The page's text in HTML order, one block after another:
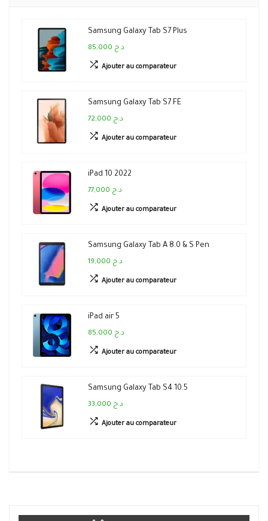
Samsung Galaxy Tab S7 Plus
85,000 د.ج
Ajouter au comparateur
Samsung Galaxy Tab S7 FE
72,000 د.ج
Ajouter au comparateur
iPad 10 2022
77,000 د.ج
Ajouter au comparateur
Samsung Galaxy Tab A 8.0 & S Pen
19,000 د.ج
Ajouter au comparateur
iPad air 5
85,000 د.ج
Ajouter au comparateur
Samsung Galaxy Tab S4 10.5
33,000 د.ج
Ajouter au comparateur